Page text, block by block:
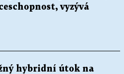
vyzývá
hybridní útok na